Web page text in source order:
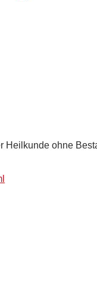
ohne